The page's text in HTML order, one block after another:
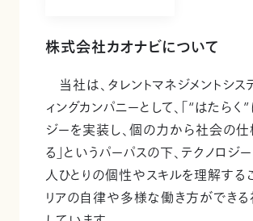
株式会社カオナビについて
当社は、タレントマネジメントシス
ィングカンパニーとして、「“はたらく
ジーを実装し、個の力から社会の
る」というパーパスの下、テクノロジ
人ひとりの個性やスキルを理解する
リアの自律や多様な働き方ができ